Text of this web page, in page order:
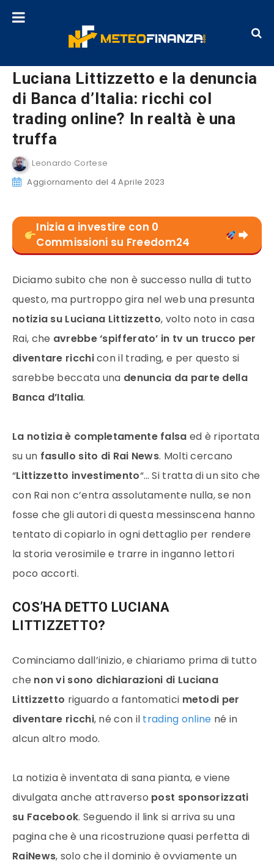
Luciana Littizzetto e la denuncia
di Banca d’Italia: ricchi col
trading online? In realtà è una
truffa
Leonardo Cortese
Aggiornamento del 4 Aprile 2023
Inizia a investire con 0
Commissioni su Freedom24
Diciamo subito che non è successo nulla di tutto
questo, ma purtroppo gira nel web una presunta
notizia su Luciana Littizzetto, volto noto in casa
Rai, che avrebbe ‘spifferato’ in tv un trucco per
diventare ricchicon il trading, e per questo si
sarebbe beccata una denuncia da parte della
Banca d’Italia.
La notizia è completamente falsa ed è riportata
su un fasullo sito di Rai News. Molti cercano
“Littizzetto investimento“… Si tratta di un sito che
con Rai non c’entra assolutamente nulla, se non
fosse che gli autori di questa messinscena hanno
tentato di copiarlo in ogni dettaglio per rendere
la storia verosimile e trarre in inganno lettori
poco accorti.
COS’HA DETTO LUCIANA
LITTIZZETTO?
Cominciamo dall’inizio, e chiariamo prima di tutto
che non vi sono dichiarazioni di Luciana
Littizzetto riguardo a fantomatici metodi per
diventare ricchi, né con il trading online né in
alcun altro modo.
La notizia è inventata di sana pianta, e viene
divulgata anche attraverso post sponsorizzati
su Facebook. Seguendo il link si arriva su una
pagina che è una ricostruzione quasi perfetta di
RaiNews, solo che il dominio è ovviamente un